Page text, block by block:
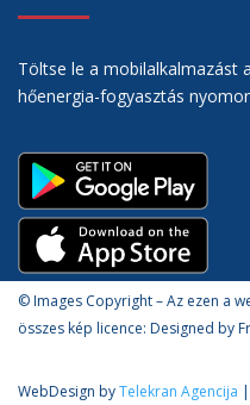
Töltse le a mobilalkalmazást
hőenergia-fogyasztás
© Images Copyright – Az ezen a
összes kép licence: Designed by
WebDesign byTelekran Agencija